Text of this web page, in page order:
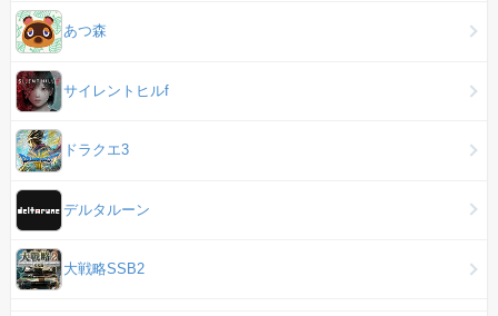
あつ森
サイレントヒルf
ドラクエ3
デルタルーン
大戦略SSB2